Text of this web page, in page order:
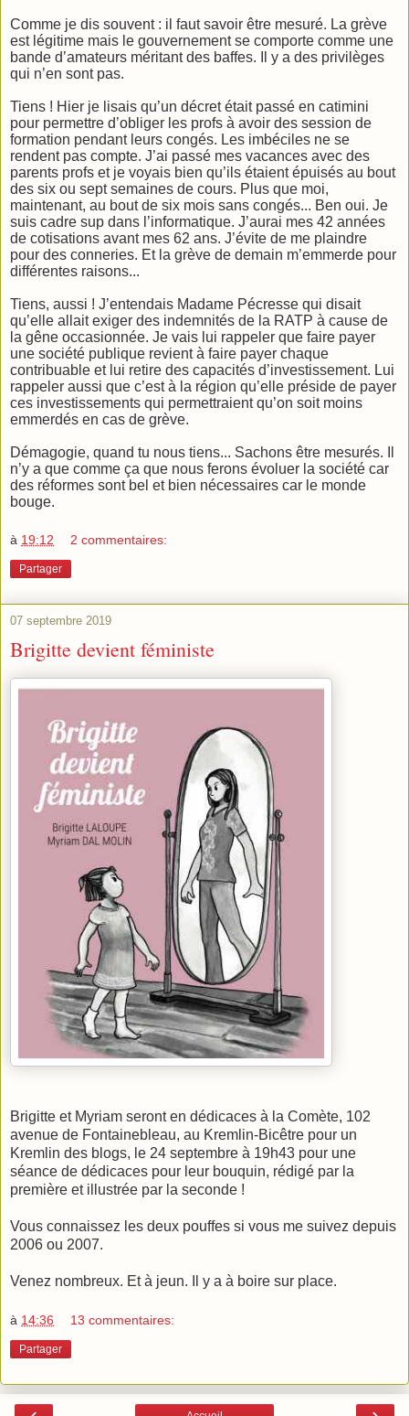
Comme je dis souvent : il faut savoir être mesuré. La grève
est légitime mais le gouvernement se comporte comme une
bande d’amateurs méritant des baffes. Il y a des privilèges
qui n’en sont pas.
Tiens ! Hier je lisais qu’un décret était passé en catimini
pour permettre d’obliger les profs à avoir des session de
formation pendant leurs congés. Les imbéciles ne se
rendent pas compte. J’ai passé mes vacances avec des
parents profs et je voyais bien qu’ils étaient épuisés au bout
des six ou sept semaines de cours. Plus que moi,
maintenant, au bout de six mois sans congés... Ben oui. Je
suis cadre sup dans l’informatique. J’aurai mes 42 années
de cotisations avant mes 62 ans. J’évite de me plaindre
pour des conneries. Et la grève de demain m’emmerde pour
différentes raisons...
Tiens, aussi ! J’entendais Madame Pécresse qui disait
qu’elle allait exiger des indemnités de la RATP à cause de
la gêne occasionnée. Je vais lui rappeler que faire payer
une société publique revient à faire payer chaque
contribuable et lui retire des capacités d’investissement. Lui
rappeler aussi que c’est à la région qu’elle préside de payer
ces investissements qui permettraient qu’on soit moins
emmerdés en cas de grève.
Démagogie, quand tu nous tiens... Sachons être mesurés. Il
n’y a que comme ça que nous ferons évoluer la société car
des réformes sont bel et bien nécessaires car le monde
bouge.
à 19:12 2 commentaires:
Partager
07 septembre 2019
Brigitte devient féministe
Brigitte et Myriam seront en dédicaces à la Comète, 102
avenue de Fontainebleau, au Kremlin-Bicêtre pour un
Kremlin des blogs, le 24 septembre à 19h43 pour une
séance de dédicaces pour leur bouquin, rédigé par la
première et illustrée par la seconde !
Vous connaissez les deux pouffes si vous me suivez depuis
2006 ou 2007.
Venez nombreux. Et à jeun. Il y a à boire sur place.
à 14:36 13 commentaires:
Partager